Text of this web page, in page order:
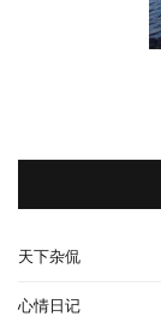
天下杂侃
心情日记